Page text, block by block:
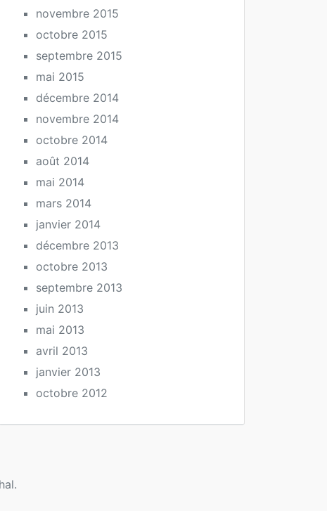
novembre 2015
octobre 2015
septembre 2015
mai 2015
décembre 2014
novembre 2014
octobre 2014
août 2014
mai 2014
mars 2014
janvier 2014
décembre 2013
octobre 2013
septembre 2013
juin 2013
mai 2013
avril 2013
janvier 2013
octobre 2012